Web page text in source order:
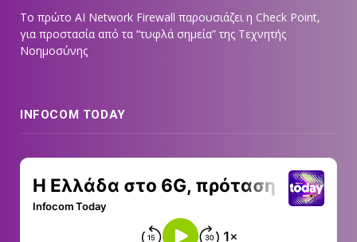
Tο πρώτο AI Network Firewall παρουσιάζει η Check Point,
για προστασία από τα “τυφλά σημεία” της Τεχνητής
Νοημοσύνης
INFOCOM TODAY